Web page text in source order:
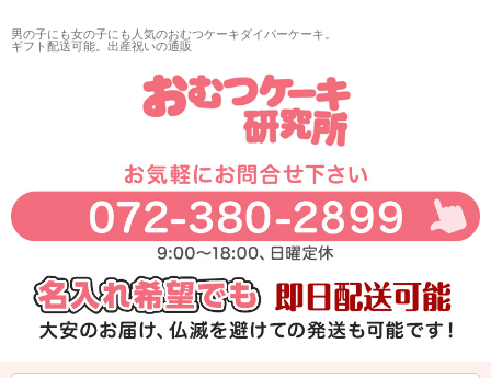
男の子にも女の子にも人気のおむつケーキダイパーケーキ。
ギフト配送可能。出産祝いの通販